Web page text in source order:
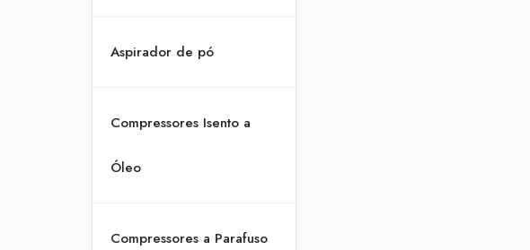
Aspirador de pó
Compressores Isento a
Óleo
Compressores a Parafuso